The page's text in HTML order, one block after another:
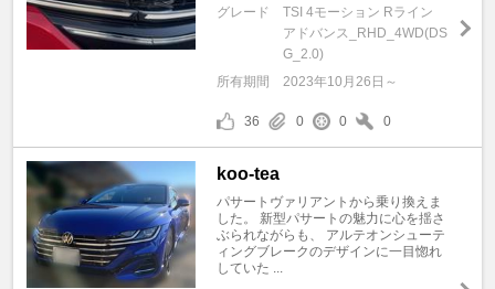
グレード
TSI 4モーション Rライン
アドバンス_RHD_4WD(DS
G_2.0)
所有期間
2023年10月26日～
36 0 0 0
koo-tea
パサートヴァリアントから乗り換えま
した。 新型パサートの魅力に心を揺さ
ぶられながらも、 アルテオンシューテ
ィングブレークのデザインに一目惚れ
していた ...